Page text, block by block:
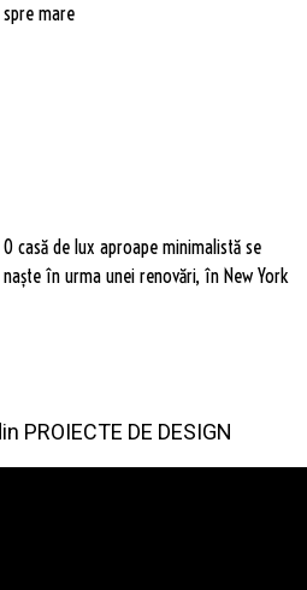
spre mare
O casă de lux aproape minimalistă se
naște în urma unei renovări, în New York
PROIECTE DE DESIGN